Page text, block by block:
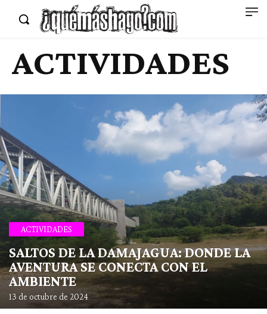
ACTIVIDADES
ACTIVIDADES
SALTOS DE LA DAMAJAGUA: DONDE LA
AVENTURA SE CONECTA CON EL
AMBIENTE
13 de octubre de 2024